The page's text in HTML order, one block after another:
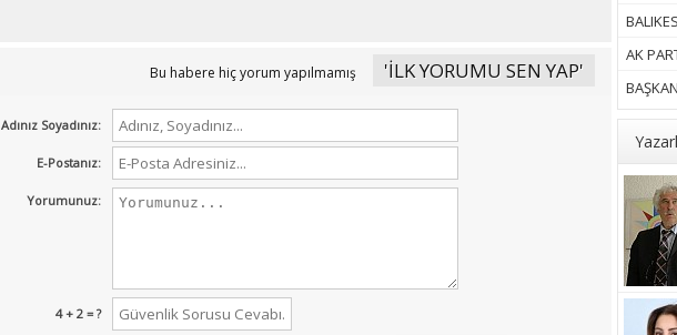
AK
Bu habere hiç yorum yapılmamış 'İLK YORUMU SEN YAP'
Adınız Soyadınız:
E-Postanız:
Yorumunuz:
4 + 2 = ?